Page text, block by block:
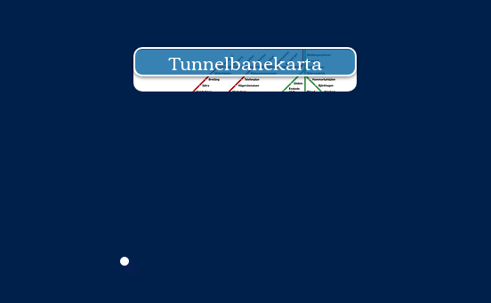
Tunnelbanekarta